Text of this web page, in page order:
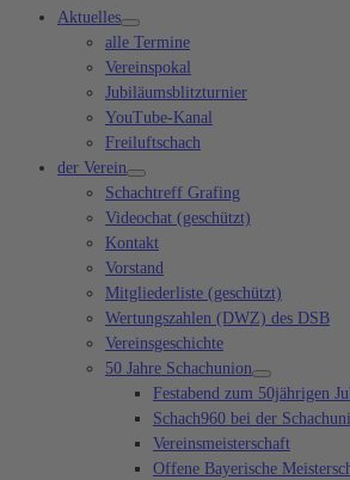
Aktuelles
alle Termine
Vereinspokal
Jubiläumsblitzturnier
YouTube-Kanal
Freiluftschach
der Verein
Schachtreff Grafing
Videochat (geschützt)
Kontakt
Vorstand
Mitgliederliste (geschützt)
Wertungszahlen (DWZ) des DSB
Vereinsgeschichte
50 Jahre Schachunion
Festabend zum 50jährigen
Schach960 bei der
Vereinsmeisterschaft
Offene Bayerische